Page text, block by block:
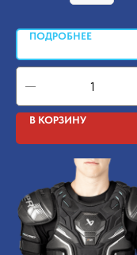
ПОДРОБНЕЕ
В КОРЗИНУ